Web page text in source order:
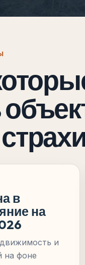
в
на
и
на фоне